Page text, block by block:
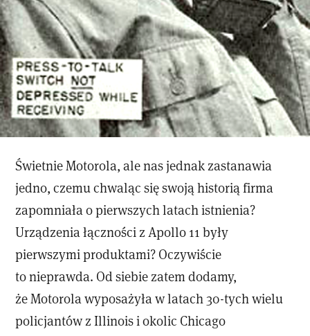
Świetnie Motorola, ale nas jednak zastanawia
jedno, czemu chwaląc się swoją historią firma
zapomniała o pierwszych latach istnienia?
Urządzenia łączności z Apollo 11 były
pierwszymi produktami? Oczywiście
to nieprawda. Od siebie zatem dodamy,
że Motorola wyposażyła w latach 30-tych wielu
policjantów z Illinois i okolic Chicago